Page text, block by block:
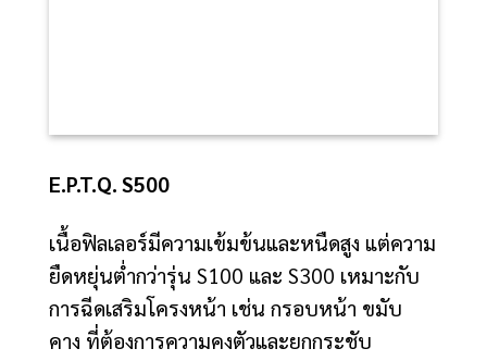
E.P.T.Q. S500
เนื้อฟิลเลอร์มีความเข้มข้นและหนืดสูง แต่ความ
ยืดหยุ่นต่ำกว่ารุ่น S100 และ S300 เหมาะกับ
การฉีดเสริมโครงหน้า เช่น กรอบหน้า ขมับ
คาง ที่ต้องการความคงตัวและยกกระชับ